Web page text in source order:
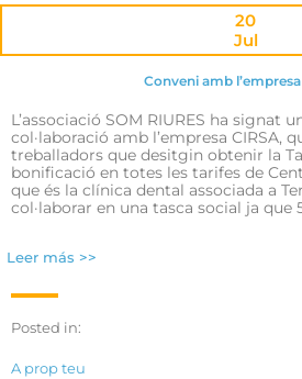
20
Jul
Conveni amb
L’associació SOM RIURES ha signat
col·laboració amb l’empresa CIRSA,
treballadors que desitgin obtenir la
bonificació en totes les tarifes de
que és la clínica dental associada a
col·laborar en una tasca social ja que
Leer más >>
Posted in:
A prop teu